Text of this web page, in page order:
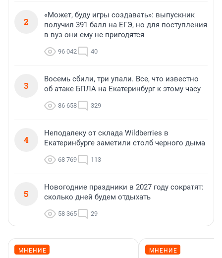
2
«Может, буду игры создавать»: выпускник
получил 391 балл на ЕГЭ, но для поступления
в вуз они ему не пригодятся
96 042 40
3
Восемь сбили, три упали. Все, что известно
об атаке БПЛА на Екатеринбург к этому часу
86 658 329
4
Неподалеку от склада Wildberries в
Екатеринбурге заметили столб черного дыма
68 769 113
5
Новогодние праздники в 2027 году сократят:
сколько дней будем отдыхать
58 365 29
МНЕНИЕ МНЕНИЕ